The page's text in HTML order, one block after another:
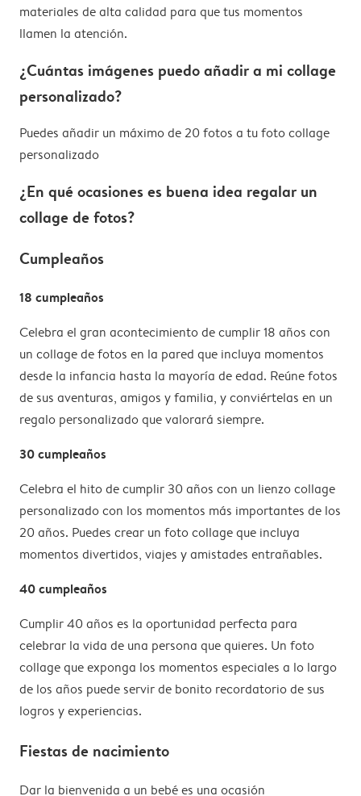
materiales de alta calidad para que tus momentos
llamen la atención.
¿Cuántas imágenes puedo añadir a mi collage
personalizado?
Puedes añadir un máximo de 20 fotos a tu foto collage
personalizado
¿En qué ocasiones es buena idea regalar un
collage de fotos?
Cumpleaños
18 cumpleaños
Celebra el gran acontecimiento de cumplir 18 años con
un collage de fotos en la pared que incluya momentos
desde la infancia hasta la mayoría de edad. Reúne fotos
de sus aventuras, amigos y familia, y conviértelas en un
regalo personalizado que valorará siempre.
30 cumpleaños
Celebra el hito de cumplir 30 años con un lienzo collage
personalizado con los momentos más importantes de los
20 años. Puedes crear un foto collage que incluya
momentos divertidos, viajes y amistades entrañables.
40 cumpleaños
Cumplir 40 años es la oportunidad perfecta para
celebrar la vida de una persona que quieres. Un foto
collage que exponga los momentos especiales a lo largo
de los años puede servir de bonito recordatorio de sus
logros y experiencias.
Fiestas de nacimiento
Dar la bienvenida a un bebé es una ocasión